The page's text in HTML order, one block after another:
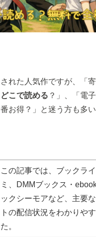
れた人気作ですが、「
どこで読める ？」、「電
お得？」と迷う方も多い
この記事では、ブックラ
ミ、DMMブックス・
ックシーモアなど、主要
トの配信状況をわかりや
た。